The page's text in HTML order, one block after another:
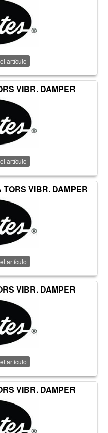
artículo
VIBR. DAMPER
artículo
VIBR. DAMPER
artículo
VIBR. DAMPER
artículo
VIBR. DAMPER